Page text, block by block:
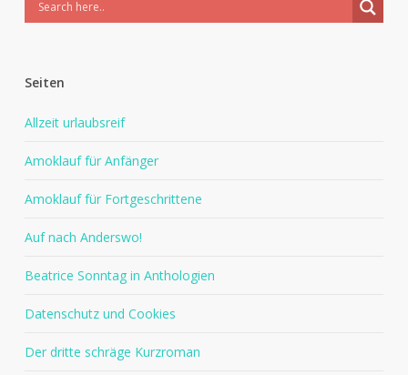
Seiten
Allzeit urlaubsreif
Amoklauf für Anfänger
Amoklauf für Fortgeschrittene
Auf nach Anderswo!
Beatrice Sonntag in Anthologien
Datenschutz und Cookies
Der dritte schräge Kurzroman